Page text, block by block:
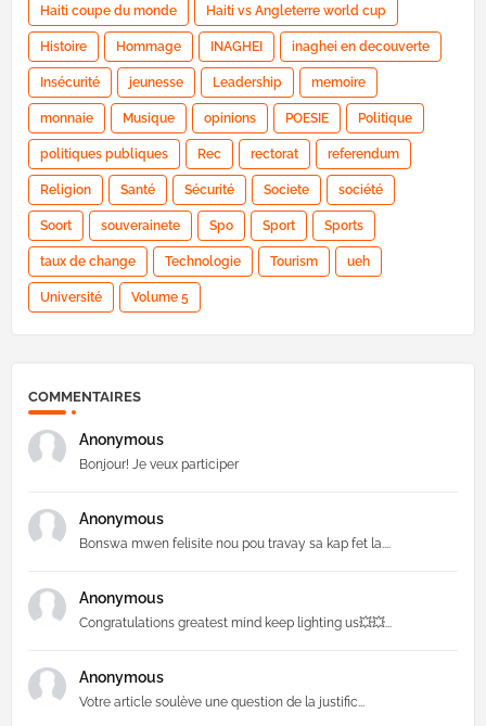
Haiti coupe du monde Haiti vs Angleterre world cup
Histoire Hommage INAGHEI inaghei en decouverte
Insécurité jeunesse Leadership memoire
monnaie Musique opinions POESIE Politique
politiques publiques Rec rectorat referendum
Religion Santé Sécurité Societe société
Soort souverainete Spo Sport Sports
taux de change Technologie Tourism ueh
Université Volume 5
COMMENTAIRES
Anonymous
Bonjour! Je veux participer
Anonymous
Bonswa mwen felisite nou pou travay sa kap fet la....
Anonymous
Congratulations greatest mind keep lighting us💥💥...
Anonymous
Votre article soulève une question de la justific...